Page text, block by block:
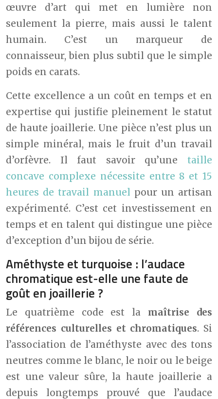
œuvre d’art qui met en lumière non
seulement la pierre, mais aussi le talent
humain. C’est un marqueur de
connaisseur, bien plus subtil que le simple
poids en carats.
Cette excellence a un coût en temps et en
expertise qui justifie pleinement le statut
de haute joaillerie. Une pièce n’est plus un
simple minéral, mais le fruit d’un travail
d’orfèvre. Il faut savoir qu’une taille
concave complexe nécessite entre 8 et 15
heures de travail manuel pour un artisan
expérimenté. C’est cet investissement en
temps et en talent qui distingue une pièce
d’exception d’un bijou de série.
Améthyste et turquoise : l’audace
chromatique est-elle une faute de
goût en joaillerie ?
Le quatrième code est la maîtrise des
références culturelles et chromatiques. Si
l’association de l’améthyste avec des tons
neutres comme le blanc, le noir ou le beige
est une valeur sûre, la haute joaillerie a
depuis longtemps prouvé que l’audace